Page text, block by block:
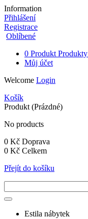
Information
Přihlášení
Registrace
Oblíbené
0 Produkt Produkty
Můj účet
Welcome Login
Košík
Produkt (Prázdné)
No products
0 Kč Doprava
0 Kč Celkem
Přejít do košíku
Estila nábytek